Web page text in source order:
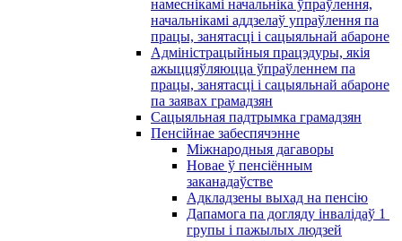
намеснікамі начальніка ўпраўлення,
начальнікамі аддзелаў упраўлення па
працы, занятасці і сацыяльнай абароне
Адміністрацыйныя працэдуры, якія
ажыццяўляюцца ўпраўленнем па
працы, занятасці і сацыяльнай абароне
па заявах грамадзян
Сацыяльная падтрымка грамадзян
Пенсійнае забеспячэнне
Міжнародныя дагаворы
Новае ў пенсіённым
заканадаўстве
Адкладзены выхад на пенсію
Дапамога па догляду інвалідаў 1 ​​
групы і пажылых людзей